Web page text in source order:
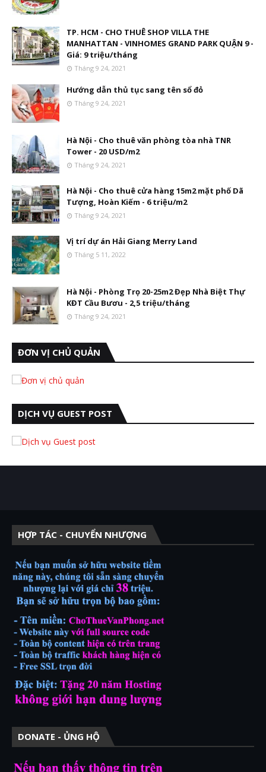
TP. HCM - CHO THUÊ SHOP VILLA THE
MANHATTAN - VINHOMES GRAND PARK QUẬN 9 -
Giá: 9 triệu/tháng
Tháng 9 24, 2021
Hướng dẫn thủ tục sang tên sổ đỏ
Tháng 9 24, 2021
Hà Nội - Cho thuê văn phòng tòa nhà TNR
Tower - 20 USD/m2
Tháng 9 24, 2021
Hà Nội - Cho thuê cửa hàng 15m2 mặt phố Dã
Tượng, Hoàn Kiếm - 6 triệu/m2
Tháng 9 24, 2021
Vị trí dự án Hải Giang Merry Land
Tháng 5 11, 2022
Hà Nội - Phòng Trọ 20-25m2 Đẹp Nhà Biệt Thự
KĐT Cầu Bươu - 2,5 triệu/tháng
Tháng 9 24, 2021
ĐƠN VỊ CHỦ QUẢN
DỊCH VỤ GUEST POST
HỢP TÁC - CHUYỂN NHƯỢNG
DONATE - ỦNG HỘ